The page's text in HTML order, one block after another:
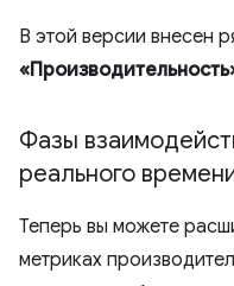
В этой версии внесен
Фазы
реального
Теперь вы можете
метриках